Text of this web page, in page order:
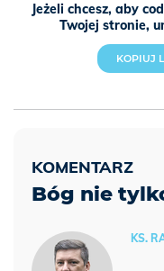
Jeżeli chcesz, aby
Twojej stronie,
KOPIUJ
Bóg nie
KS.